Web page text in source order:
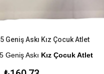
Geniş Askı Kız Çocuk Atlet
Geniş Askı Kız Çocuk Atlet